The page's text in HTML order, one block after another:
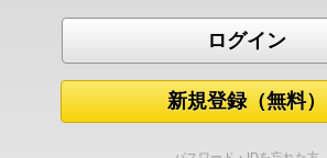
新規登録（無料）